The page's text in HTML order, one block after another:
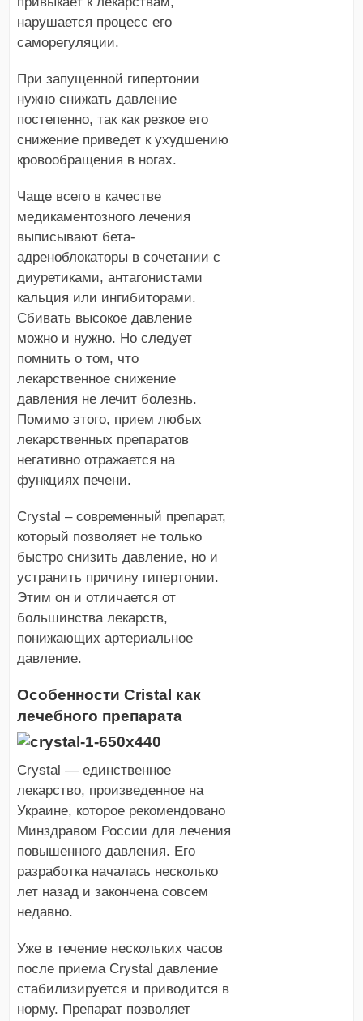
нарушается процесс его
саморегуляции.
При запущенной гипертонии
нужно снижать давление
постепенно, так как резкое его
снижение приведет к ухудшению
кровообращения в ногах.
Чаще всего в качестве
медикаментозного лечения
выписывают бета-
адреноблокаторы в сочетании с
диуретиками, антагонистами
кальция или ингибиторами.
Сбивать высокое давление
можно и нужно. Но следует
помнить о том, что
лекарственное снижение
давления не лечит болезнь.
Помимо этого, прием любых
лекарственных препаратов
негативно отражается на
функциях печени.
Crystal – современный препарат,
который позволяет не только
быстро снизить давление, но и
устранить причину гипертонии.
Этим он и отличается от
большинства лекарств,
понижающих артериальное
давление.
Особенности Cristal как
лечебного препарата
Crystal — единственное
лекарство, произведенное на
Украине, которое рекомендовано
Минздравом России для лечения
повышенного давления. Его
разработка началась несколько
лет назад и закончена совсем
недавно.
Уже в течение нескольких часов
после приема Crystal давление
стабилизируется и приводится в
норму. Препарат позволяет